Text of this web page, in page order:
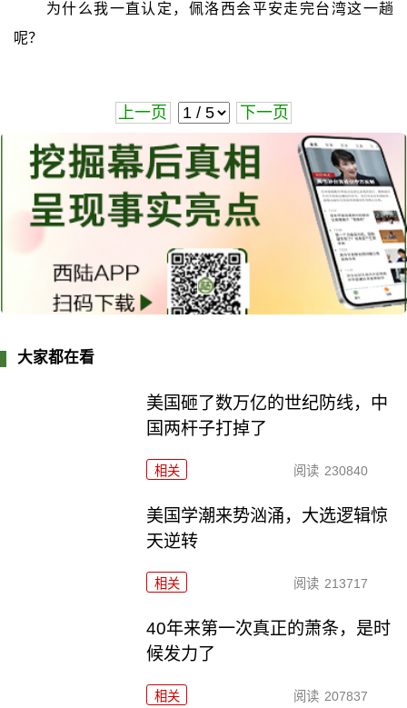
为什么我一直认定，佩洛西会平安走完台湾这一趟
呢？
上一页 下一页
大家都在看
美国砸了数万亿的世纪防线，中
国两杆子打掉了
相关 阅读 230840
美国学潮来势汹涌，大选逻辑惊
天逆转
相关 阅读 213717
40年来第一次真正的萧条，是时
候发力了
相关 阅读 207837